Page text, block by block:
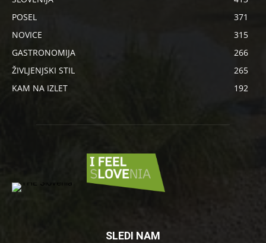
POSEL
371
NOVICE
315
GASTRONOMIJA
266
ŽIVLJENJSKI STIL
265
KAM NA IZLET
192
SLEDI NAM